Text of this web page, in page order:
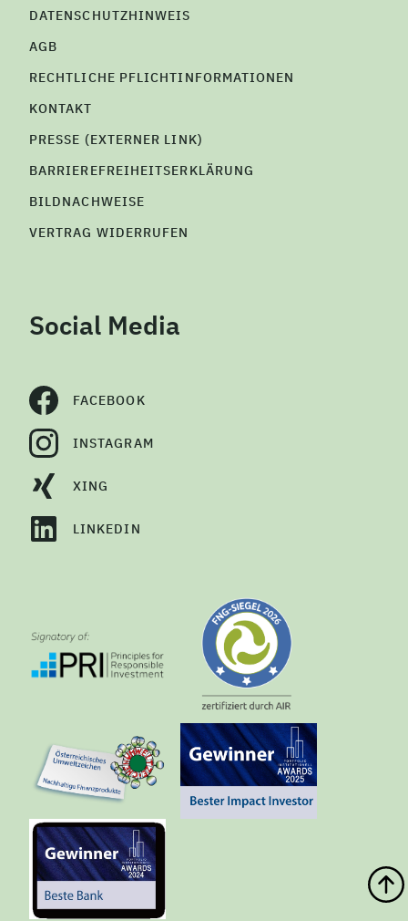
DATENSCHUTZHINWEIS
AGB
RECHTLICHE PFLICHTINFORMATIONEN
KONTAKT
PRESSE (EXTERNER LINK)
BARRIEREFREIHEITSERKLÄRUNG
BILDNACHWEISE
VERTRAG WIDERRUFEN
Social Media
FACEBOOK
INSTAGRAM
XING
LINKEDIN